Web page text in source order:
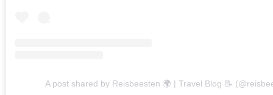
A post shared by Reisbeesten 🌍 | Travel Blog 📝